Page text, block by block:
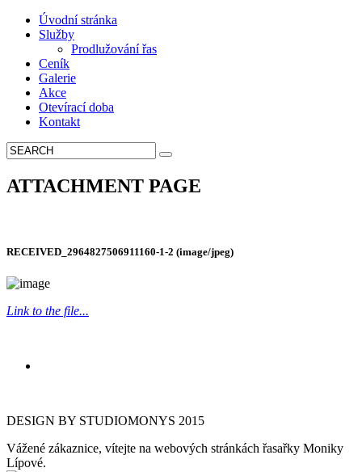
Úvodní stránka
Služby
Prodlužování řas
Ceník
Galerie
Akce
Otevírací doba
Kontakt
ATTACHMENT PAGE
RECEIVED_2964827506911160-1-2 (image/jpeg)
Link to the file...
DESIGN BY STUDIOMONYS 2015
Vážené zákaznice, vítejte na webových stránkách řasařky Moniky
Lípové.